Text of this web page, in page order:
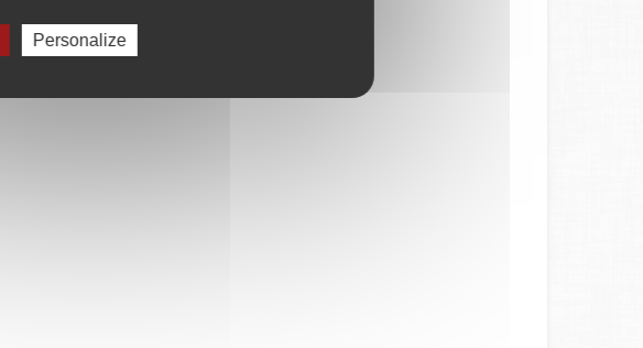
Personalize